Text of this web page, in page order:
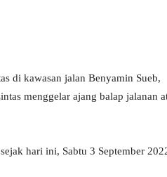
di kawasan jalan Benyamin Sueb,
menggelar ajang balap jalanan
hari ini, Sabtu 3 September